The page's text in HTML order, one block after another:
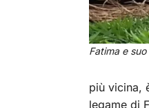
Fatima e
più vicina,
legame di